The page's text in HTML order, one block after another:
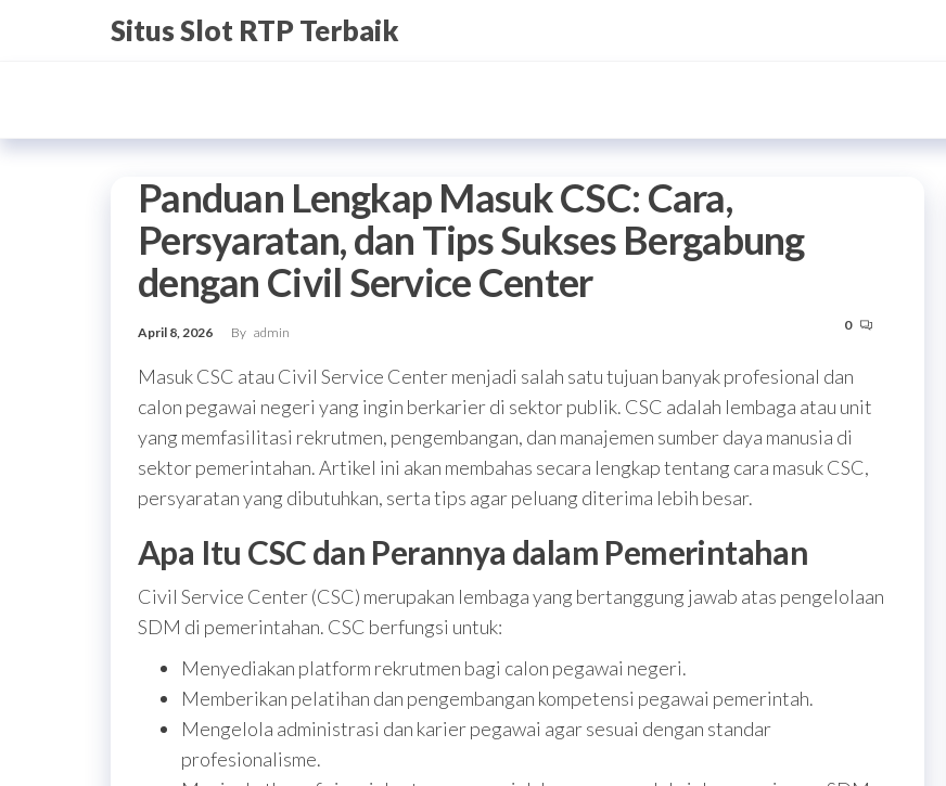
Situs Slot RTP Terbaik
Panduan Lengkap Masuk CSC: Cara,
Persyaratan, dan Tips Sukses Bergabung
dengan Civil Service Center
April 8, 2026 By admin 0
Masuk CSC atau Civil Service Center menjadi salah satu tujuan banyak profesional dan
calon pegawai negeri yang ingin berkarier di sektor publik. CSC adalah lembaga atau unit
yang memfasilitasi rekrutmen, pengembangan, dan manajemen sumber daya manusia di
sektor pemerintahan. Artikel ini akan membahas secara lengkap tentang cara masuk CSC,
persyaratan yang dibutuhkan, serta tips agar peluang diterima lebih besar.
Apa Itu CSC dan Perannya dalam Pemerintahan
Civil Service Center (CSC) merupakan lembaga yang bertanggung jawab atas pengelolaan
SDM di pemerintahan. CSC berfungsi untuk:
Menyediakan platform rekrutmen bagi calon pegawai negeri.
Memberikan pelatihan dan pengembangan kompetensi pegawai pemerintah.
Mengelola administrasi dan karier pegawai agar sesuai dengan standar
profesionalisme.